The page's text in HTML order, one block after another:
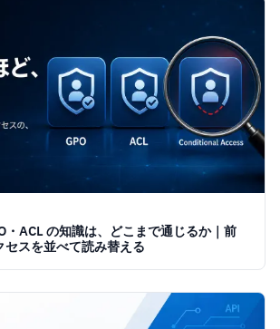
・ACL の知識は、どこまで通じるか｜前
スを並べて読み替える